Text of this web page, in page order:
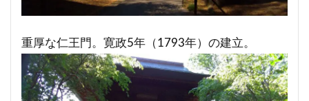
重厚な仁王門。寛政5年（1793年）の建立。